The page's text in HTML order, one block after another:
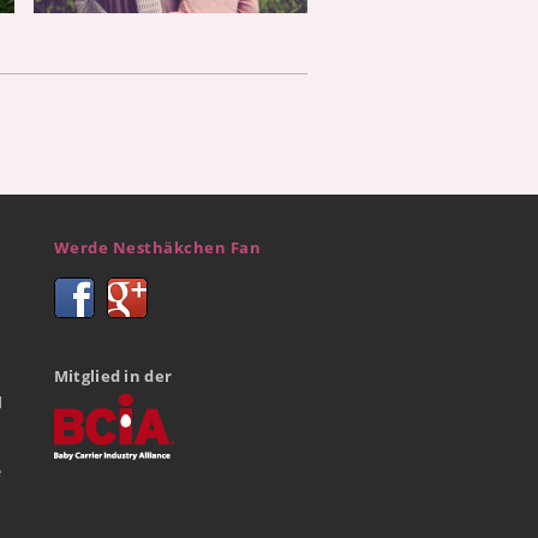
Werde Nesthäkchen Fan
Mitglied in der